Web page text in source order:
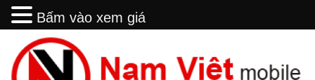
content
Bấm vào xem giá
Bấm vào xem giá